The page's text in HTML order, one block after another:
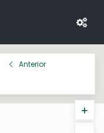
Anterior